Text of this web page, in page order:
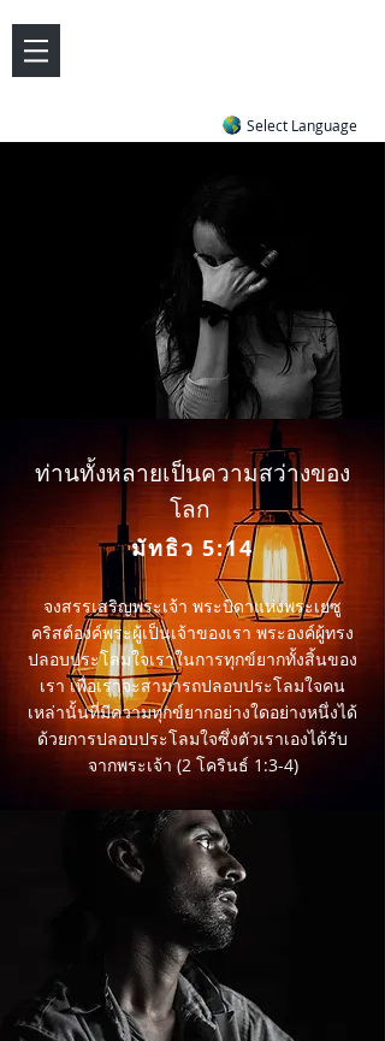
Select Language
ท่านทั้งหลายเป็นความสว่างของ
โลก
มัทธิว 5:14
จงสรรเสริญพระเจ้า พระบิดาแห่งพระเยซู
คริสต์องค์พระผู้เป็นเจ้าของเรา พระองค์ผู้ทรง
ปลอบประโลมใจเราในการทุกข์ยากทั้งสิ้นของ
เรา เพื่อเราจะสามารถปลอบประโลมใจคน
เหล่านั้นที่มีความทุกข์ยากอย่างใดอย่างหนึ่งได้
ด้วยการปลอบประโลมใจซึ่งตัวเราเองได้รับ
จากพระเจ้า (2 โครินธ์ 1:3-4)